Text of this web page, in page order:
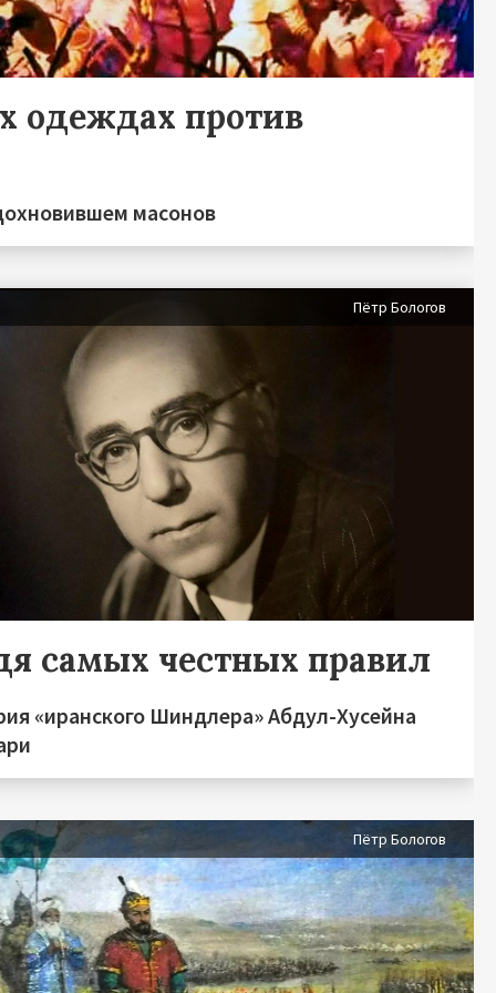
одеждах против
масонов
Пётр Бологов
самых честных правил
«иранского Шиндлера» Абдул-Хусейна
Пётр Бологов